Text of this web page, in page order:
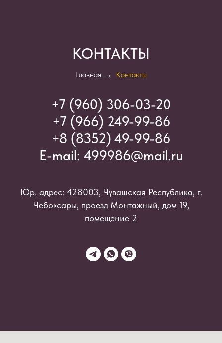
КОНТАКТЫ
Главная → Контакты
+7 (960) 306-03-20
+7 (966) 249-99-86
+8 (8352) 49-99-86
E-mail: 499986@mail.ru
Юр. адрес: 428003, Чувашская Республика, г.
Чебоксары, проезд Монтажный, дом 19,
помещение 2